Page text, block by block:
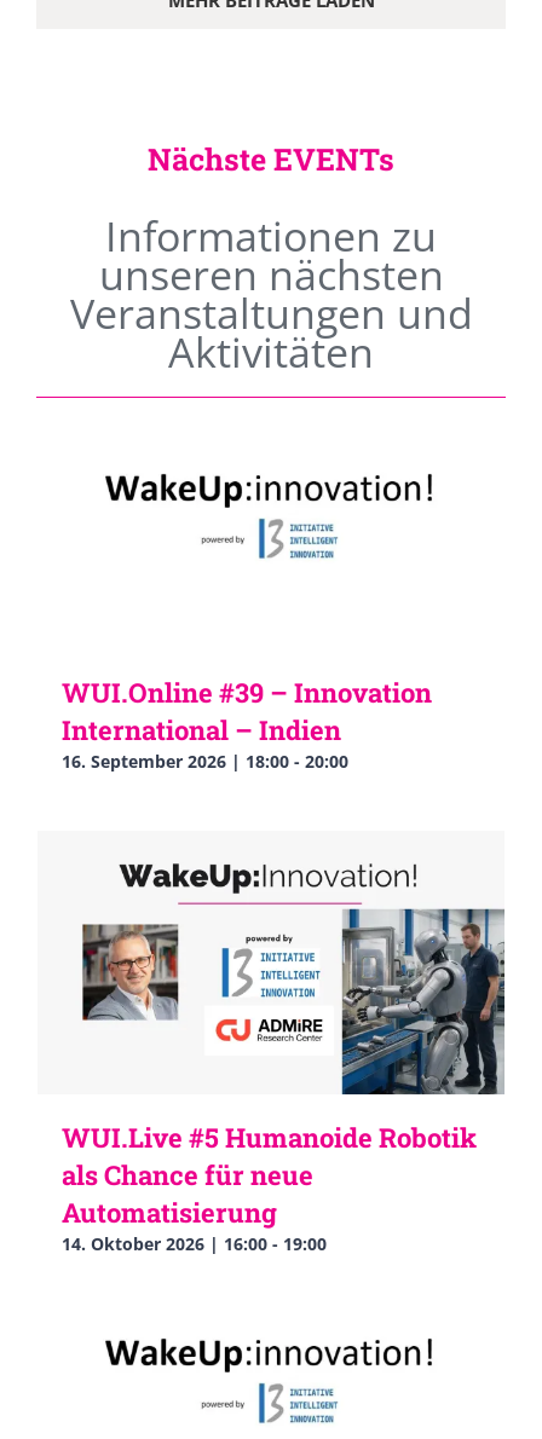
Nächste EVENTs
Informationen zu
unseren nächsten
Veranstaltungen und
Aktivitäten
WUI.Online #39 – Innovation
International – Indien
16. September 2026 | 18:00 - 20:00
WUI.Live #5 Humanoide Robotik
als Chance für neue
Automatisierung
14. Oktober 2026 | 16:00 - 19:00